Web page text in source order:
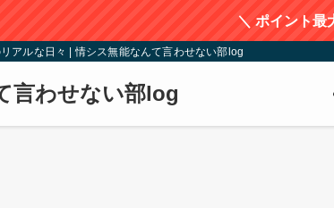
＼ ポイント最
アルな日々 | 情シス無能なんて言わせない部log
言わせない部log